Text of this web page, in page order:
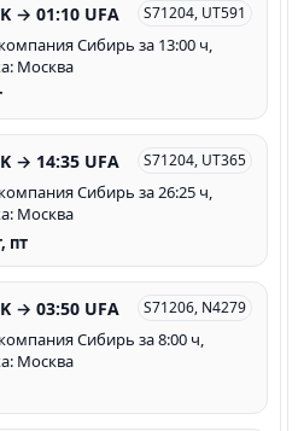
→ 01:10 UFA S71204, UT591
Сибирь за 13:00 ч,
Москва
→ 14:35 UFA S71204, UT365
Сибирь за 26:25 ч,
Москва
пт
→ 03:50 UFA S71206, N4279
Сибирь за 8:00 ч,
Москва